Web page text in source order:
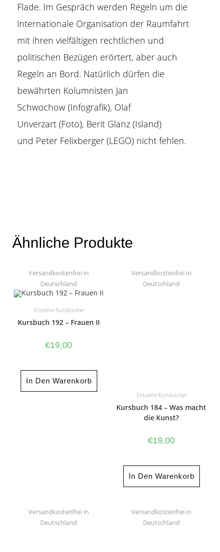
Flade. Im Gespräch werden Regeln um die
internationale Organisation der Raumfahrt
mit ihren vielfältigen rechtlichen und
politischen Bezügen erörtert, aber auch
Regeln an Bord. Natürlich dürfen die
bewährten Kolumnisten Jan
Schwochow (Infografik), Olaf
Unverzart (Foto), Berit Glanz (Island)
und Peter Felixberger (LEGO) nicht fehlen.
Ähnliche Produkte
Versandkostenfrei in
Deutschland
Einzelne Kursbücher
Kursbuch 192 – Frauen II
€19,00
In Den Warenkorb
Versandkostenfrei in
Deutschland
Einzelne Kursbücher
Kursbuch 184 – Was macht
die Kunst?
€19,00
In Den Warenkorb
Versandkostenfrei in
Deutschland
Versandkostenfrei in
Deutschland